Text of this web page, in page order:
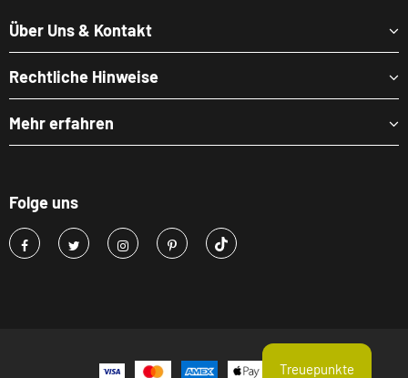
Über Uns & Kontakt
Rechtliche Hinweise
Mehr erfahren
Folge uns
Treuepunkte